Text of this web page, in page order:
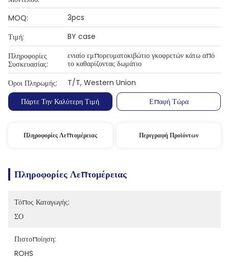
MOQ:
3pcs
Τιμή:
BY case
Πληροφορίες
Συσκευασίας:
ενιαίο εμπορευματοκιβώτιο γκοφρετών κάτω από
το καθαρίζοντας δωμάτιο
Όροι Πληρωμής:
T/T, Western Union
Πάρτε Την Καλύτερη Τιμή
Επαφή Τώρα
Πληροφορίες Λεπτομέρειας Περιγραφή Προϊόντων
Πληροφορίες Λεπτομέρειας
Τόπος Καταγωγής:
ΣΟ
Πιστοποίηση:
ROHS